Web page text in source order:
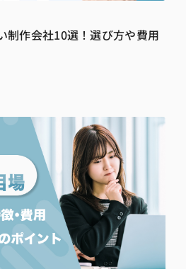
制作会社10選！選び方や費用